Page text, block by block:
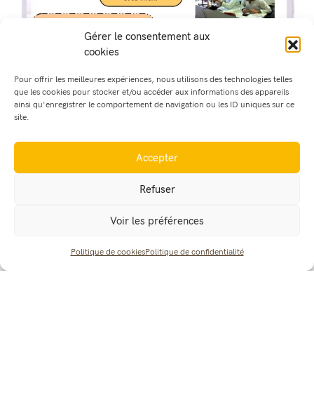
Gérer le consentement aux
cookies
Pour offrir les meilleures expériences, nous utilisons des technologies telles
que les cookies pour stocker et/ou accéder aux informations des appareils
ainsi qu'enregistrer le comportement de navigation ou les ID uniques sur ce
site.
Accepter
Refuser
Voir les préférences
Politique de cookiesPolitique de confidentialité
Partager cet événement :